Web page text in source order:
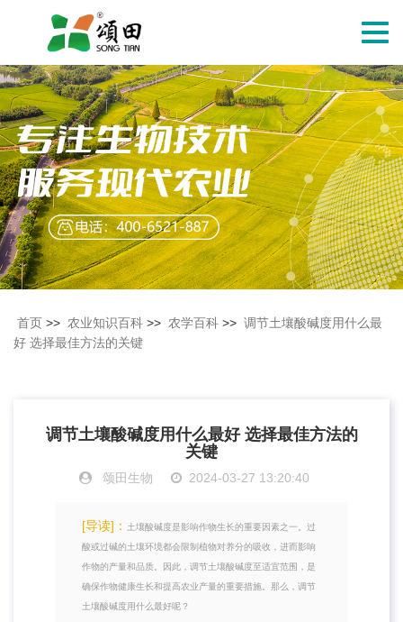
切
导
航
首页 >> 农业知识百科 >> 农学百科 >> 调节土壤酸碱度用什么最
好 选择最佳方法的关键
调节土壤酸碱度用什么最好 选择最佳方法的
关键
颂田生物 2024-03-27 13:20:40
[导读]：
土壤酸碱度是影响作物生长的重要因素之一。过
酸或过碱的土壤环境都会限制植物对养分的吸收，进而影响
作物的产量和品质。因此，调节土壤酸碱度至适宜范围，是
确保作物健康生长和提高农业产量的重要措施。那么，调节
土壤酸碱度用什么最好呢？